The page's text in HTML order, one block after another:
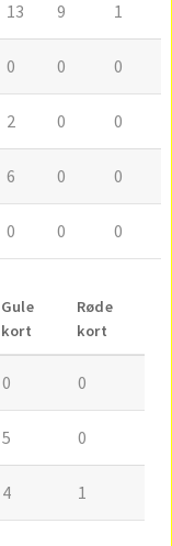
13 9 1
0 0 0
2 0 0
6 0 0
0 0 0
Gule
kort
Røde
kort
0 0
5 0
4 1